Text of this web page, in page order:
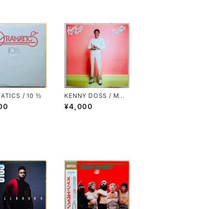
/ 10 ½
KENNY DOSS / MOV
IN' ON A FEELIN'
¥4,000